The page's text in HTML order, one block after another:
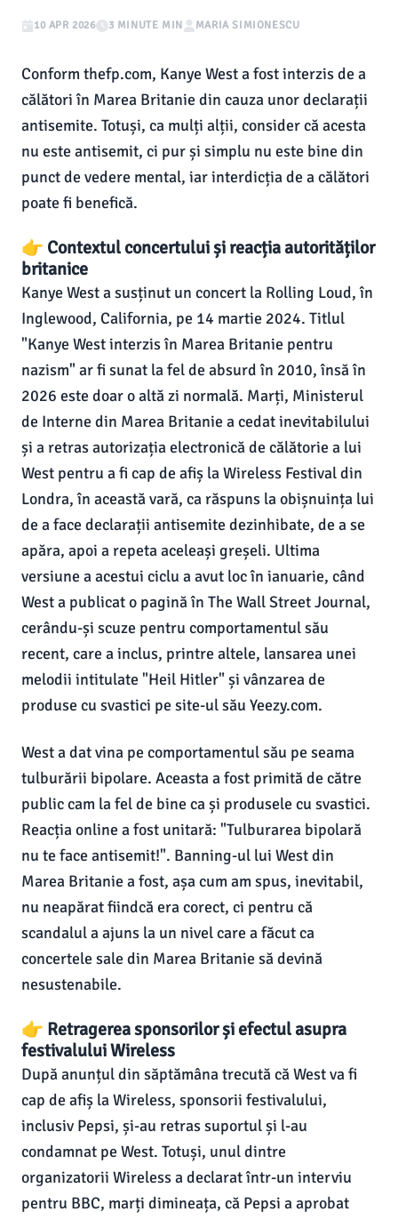
10 APR 2026 3 MINUTE MIN MARIA SIMIONESCU
Conform thefp.com, Kanye West a fost interzis de a
călători în Marea Britanie din cauza unor declarații
antisemite. Totuși, ca mulți alții, consider că acesta
nu este antisemit, ci pur și simplu nu este bine din
punct de vedere mental, iar interdicția de a călători
poate fi benefică.
👉 Contextul concertului și reacția autorităților
britanice
Kanye West a susținut un concert la Rolling Loud, în
Inglewood, California, pe 14 martie 2024. Titlul
"Kanye West interzis în Marea Britanie pentru
nazism" ar fi sunat la fel de absurd în 2010, însă în
2026 este doar o altă zi normală. Marți, Ministerul
de Interne din Marea Britanie a cedat inevitabilului
și a retras autorizația electronică de călătorie a lui
West pentru a fi cap de afiș la Wireless Festival din
Londra, în această vară, ca răspuns la obișnuința lui
de a face declarații antisemite dezinhibate, de a se
apăra, apoi a repeta aceleași greșeli. Ultima
versiune a acestui ciclu a avut loc în ianuarie, când
West a publicat o pagină în The Wall Street Journal,
cerându-și scuze pentru comportamentul său
recent, care a inclus, printre altele, lansarea unei
melodii intitulate "Heil Hitler" și vânzarea de
produse cu svastici pe site-ul său Yeezy.com.
West a dat vina pe comportamentul său pe seama
tulburării bipolare. Aceasta a fost primită de către
public cam la fel de bine ca și produsele cu svastici.
Reacția online a fost unitară: "Tulburarea bipolară
nu te face antisemit!". Banning-ul lui West din
Marea Britanie a fost, așa cum am spus, inevitabil,
nu neapărat fiindcă era corect, ci pentru că
scandalul a ajuns la un nivel care a făcut ca
concertele sale din Marea Britanie să devină
nesustenabile.
👉 Retragerea sponsorilor și efectul asupra
festivalului Wireless
După anunțul din săptămâna trecută că West va fi
cap de afiș la Wireless, sponsorii festivalului,
inclusiv Pepsi, și-au retras suportul și l-au
condamnat pe West. Totuși, unul dintre
organizatorii Wireless a declarat într-un interviu
pentru BBC, marți dimineața, că Pepsi a aprobat